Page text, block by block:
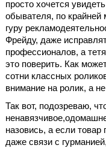
просто хочется
обывателя, по
гуру
Фрейду, даже
профессионалов, а
это поверить. Как
сотни классных
внимание на ролик, а
Так вот, подозреваю,
назовись, а если товар
даже связи с